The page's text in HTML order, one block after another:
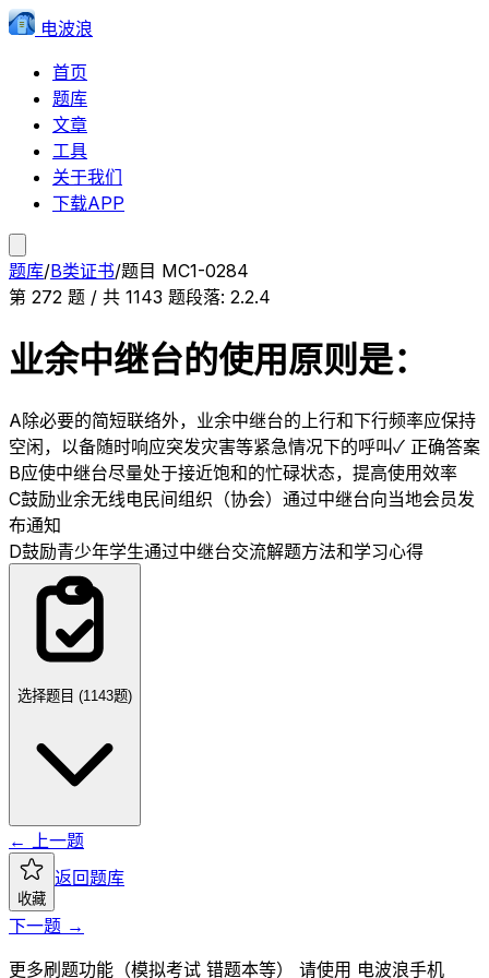
电波浪
首页
题库
文章
工具
关于我们
下载APP
题库/B类证书/题目 MC1-0284
第 272 题 / 共 1143 题段落: 2.2.4
业余中继台的使用原则是：
A除必要的简短联络外，业余中继台的上行和下行频率应保持
空闲，以备随时响应突发灾害等紧急情况下的呼叫✓ 正确答案
B应使中继台尽量处于接近饱和的忙碌状态，提高使用效率
C鼓励业余无线电民间组织（协会）通过中继台向当地会员发
布通知
D鼓励青少年学生通过中继台交流解题方法和学习心得
选择题目 (1143题)
← 上一题
收藏
返回题库
下一题 →
更多刷题功能（模拟考试 错题本等） 请使用 电波浪手机